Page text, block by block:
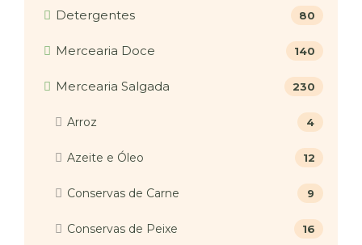
Detergentes 80
Mercearia Doce 140
Mercearia Salgada 230
Arroz 4
Azeite e Óleo 12
Conservas de Carne 9
Conservas de Peixe 16